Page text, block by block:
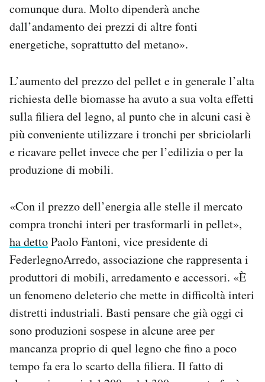
comunque dura. Molto dipenderà anche
dall’andamento dei prezzi di altre fonti
energetiche, soprattutto del metano».
L’aumento del prezzo del pellet e in generale l’alta
richiesta delle biomasse ha avuto a sua volta effetti
sulla filiera del legno, al punto che in alcuni casi è
più conveniente utilizzare i tronchi per sbriciolarli
e ricavare pellet invece che per l’edilizia o per la
produzione di mobili.
«Con il prezzo dell’energia alle stelle il mercato
compra tronchi interi per trasformarli in pellet»,
ha dettoPaolo Fantoni, vice presidente di
FederlegnoArredo, associazione che rappresenta i
produttori di mobili, arredamento e accessori. «È
un fenomeno deleterio che mette in difficoltà interi
distretti industriali. Basti pensare che già oggi ci
sono produzioni sospese in alcune aree per
mancanza proprio di quel legno che fino a poco
tempo fa era lo scarto della filiera. Il fatto di